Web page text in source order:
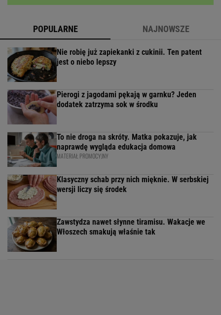
POPULARNE NAJNOWSZE
Nie robię już zapiekanki z cukinii. Ten patent
jest o niebo lepszy
Pierogi z jagodami pękają w garnku? Jeden
dodatek zatrzyma sok w środku
To nie droga na skróty. Matka pokazuje, jak
naprawdę wygląda edukacja domowa
MATERIAŁ PROMOCYJNY
Klasyczny schab przy nich mięknie. W serbskiej
wersji liczy się środek
Zawstydza nawet słynne tiramisu. Wakacje we
Włoszech smakują właśnie tak